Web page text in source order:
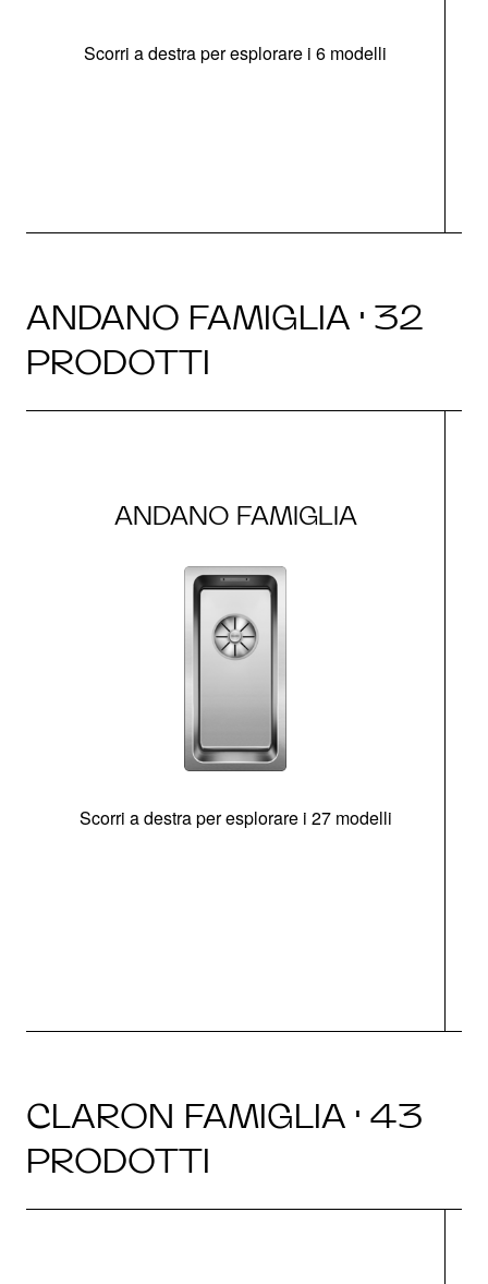
Scorri a destra per esplorare i 6 modelli
ANDANO FAMIGLIA · 32
PRODOTTI
ANDANO FAMIGLIA
Scorri a destra per esplorare i 27 modelli
CLARON FAMIGLIA · 43
PRODOTTI